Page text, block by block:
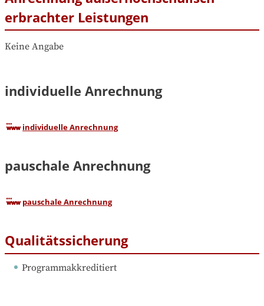
erbrachter Leistungen
Keine Angabe
individuelle Anrechnung
individuelle Anrechnung
pauschale Anrechnung
pauschale Anrechnung
Qualitätssicherung
Programmakkreditiert